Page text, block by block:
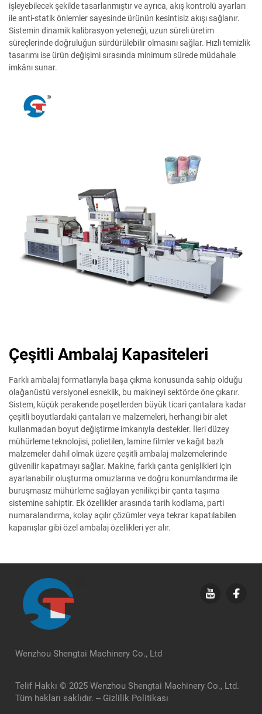
işleyebilecek şekilde tasarlanmıştır ve ayrıca, akış kontrolü ayarları
ile anti-statik önlemler sayesinde ürünün kesintisiz akışı sağlanır.
Sistemin dinamik kalibrasyon yeteneği, uzun süreli üretim
süreçlerinde doğruluğun sürdürülebilir olmasını sağlar. Hızlı temizlik
tasarımı ise ürün değişimi sırasında minimum sürede müdahale
imkânı sunar.
Çeşitli Ambalaj Kapasiteleri
Farklı ambalaj formatlarıyla başa çıkma konusunda sahip olduğu
olağanüstü versiyonel esneklik, bu makineyi sektörde öne çıkarır.
Sistem, küçük perakende poşetlerden büyük ticari çantalara kadar
çeşitli boyutlardaki çantaları ve malzemeleri, herhangi bir alet
kullanmadan boyut değiştirme imkanıyla destekler. İleri düzey
mühürleme teknolojisi, polietilen, lamine filmler ve kağıt bazlı
malzemeler dahil olmak üzere çeşitli ambalaj malzemelerinde
güvenilir kapatmayı sağlar. Makine, farklı çanta genişlikleri için
ayarlanabilir oluşturma omuzlarına ve doğru konumlandırma ile
buruşmasız mühürleme sağlayan yenilikçi bir çanta taşıma
sistemine sahiptir. Ek özellikler arasında tarih kodlama, parti
numaralandırma, kolay açılır çözümler veya tekrar kapatılabilen
kapanışlar gibi özel ambalaj özellikleri yer alır.
Wenzhou Shengtai Machinery Co., Ltd
Telif Hakkı © 2025 Wenzhou Shengtai Machinery Co., Ltd.
Tüm hakları saklıdır. -- Gizlilik Politikası